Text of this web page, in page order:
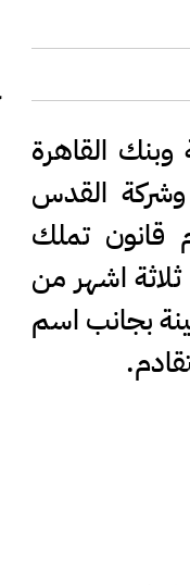
وبنك القاهرة
وشركة القدس
قانون تملك
ثلاثة اشهر من
بجانب اسم